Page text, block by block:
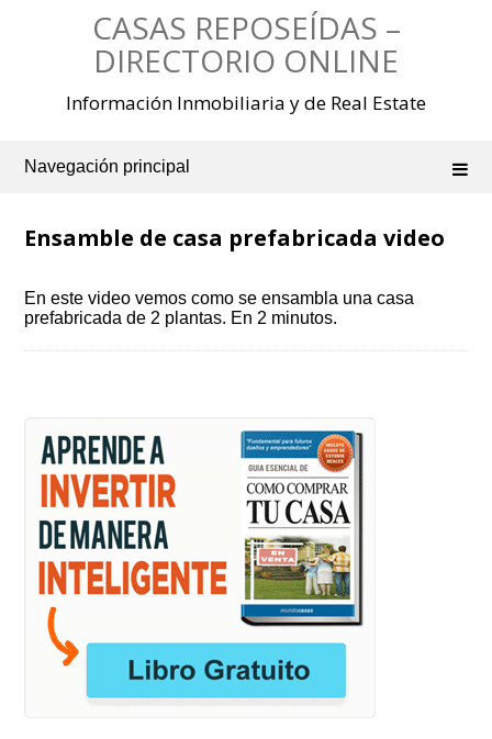
CASAS REPOSEÍDAS –
DIRECTORIO ONLINE
Información Inmobiliaria y de Real Estate
Navegación principal
Ensamble de casa prefabricada video
En este video vemos como se ensambla una casa
prefabricada de 2 plantas. En 2 minutos.